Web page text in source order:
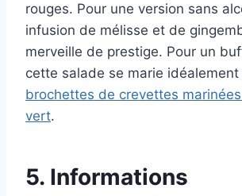
rouges. Pour une version sans
infusion de mélisse et de
merveille de prestige. Pour un
cette salade se marie
brochettes de crevettes
vert.
5. Informations